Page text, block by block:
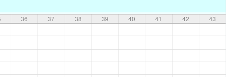
36 37 38 39 40 41 42 43